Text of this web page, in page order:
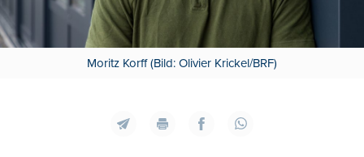
Moritz Korff (Bild: Olivier Krickel/BRF)